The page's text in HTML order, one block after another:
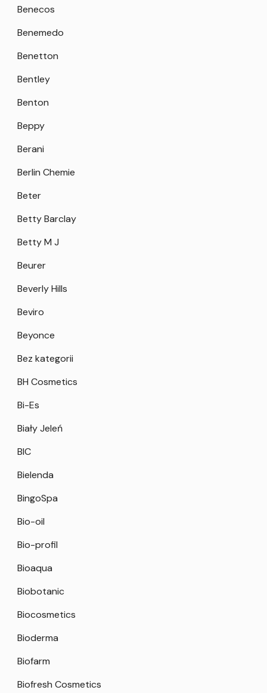
Benecos
Benemedo
Benetton
Bentley
Benton
Beppy
Berani
Berlin Chemie
Beter
Betty Barclay
Betty M J
Beurer
Beverly Hills
Beviro
Beyonce
Bez kategorii
BH Cosmetics
Bi-Es
Biały Jeleń
BIC
Bielenda
BingoSpa
Bio-oil
Bio-profil
Bioaqua
Biobotanic
Biocosmetics
Bioderma
Biofarm
Biofresh Cosmetics